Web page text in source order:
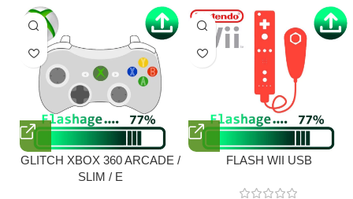
GLITCH XBOX 360 ARCADE /
SLIM / E
FLASH WII USB